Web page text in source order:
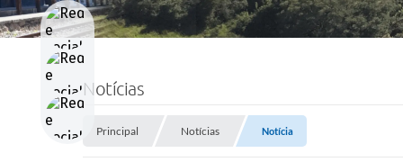
Notícias
Principal Notícias Notícia